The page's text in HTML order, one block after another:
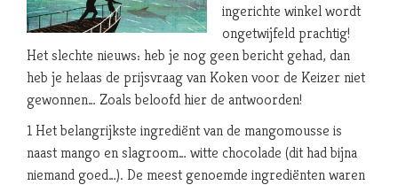
ingerichte winkel wordt
ongetwijfeld prachtig!
Het slechte nieuws: heb je nog geen bericht gehad, dan
heb je helaas de prijsvraag van Koken voor de Keizer niet
gewonnen… Zoals beloofd hier de antwoorden!
1 Het belangrijkste ingrediënt van de mangomousse is
naast mango en slagroom… witte chocolade (dit had bijna
niemand goed…). De meest genoemde ingrediënten waren